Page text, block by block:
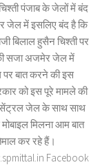
पंजाब के जेलों में बंद
जेल में इसलिए बंद है कि
बिलाल हुसैन चिश्ती पर
की सजा अजमेर जेल में
पर बात करने की इस
को इस पूरे मामले की
सेंट्रल जेल के साथ साथ
मिलना आम बात
कर रहे हैं।
Facebook